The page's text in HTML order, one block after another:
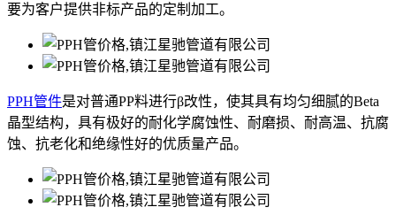
要为客户提供非标产品的定制加工。
PPH管件是对普通PP料进行β改性，使其具有均匀细腻的Beta
晶型结构，具有极好的耐化学腐蚀性、耐磨损、耐高温、抗腐
蚀、抗老化和绝缘性好的优质量产品。